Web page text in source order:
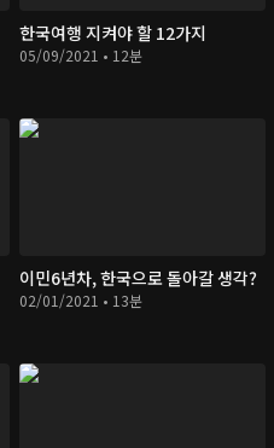
한국여행 지켜야 할 12가지
05/09/2021 • 12분
이민6년차, 한국으로 돌아갈 생각?
02/01/2021 • 13분